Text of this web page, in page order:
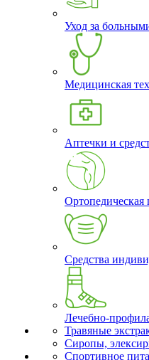
Уход за
Медицинская
Аптечки и
Ортопедическая
Средства
Лечебно-
Травяные
Сиропы,
Спортивное